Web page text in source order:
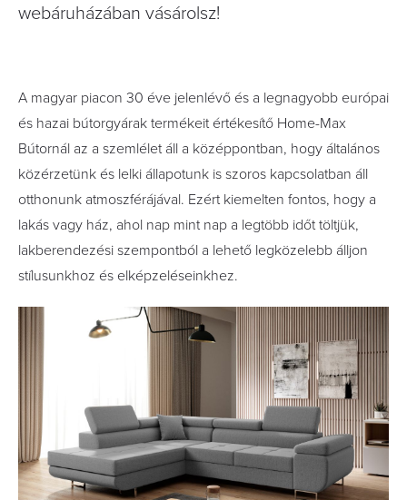
webáruházában vásárolsz!
A magyar piacon 30 éve jelenlévő és a legnagyobb európai
és hazai bútorgyárak termékeit értékesítő Home-Max
Bútornál az a szemlélet áll a középpontban, hogy általános
közérzetünk és lelki állapotunk is szoros kapcsolatban áll
otthonunk atmoszférájával. Ezért kiemelten fontos, hogy a
lakás vagy ház, ahol nap mint nap a legtöbb időt töltjük,
lakberendezési szempontból a lehető legközelebb álljon
stílusunkhoz és elképzeléseinkhez.